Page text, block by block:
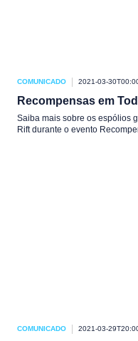
COMUNICADO 2021-03-
Recompensas em
Saiba mais sobre os espólios
Rift durante o evento
COMUNICADO 2021-03-